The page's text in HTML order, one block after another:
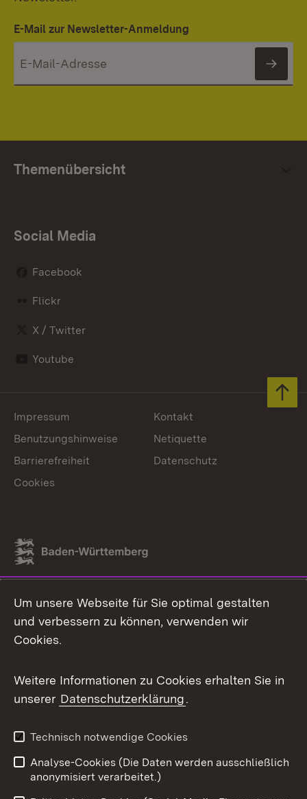
E-Mail zur Newsletter-Anmeldung
Themenübersicht
Social Media
Facebook
Flickr
X / Twitter
Youtube
Link zum Landesportal
Impressum
Kontakt
Benutzungshinweise
Netiquette
Barrierefreiheit
Datenschutz
Cookies
Um unsere Webseite für Sie optimal gestalten
und verbessern zu können, verwenden wir
Cookies.
Weitere Informationen zu Cookies erhalten Sie in
unserer Datenschutzerklärung.
Technisch notwendige Cookies
Analyse-Cookies (Die Daten werden ausschließlich
anonymisiert verarbeitet.)